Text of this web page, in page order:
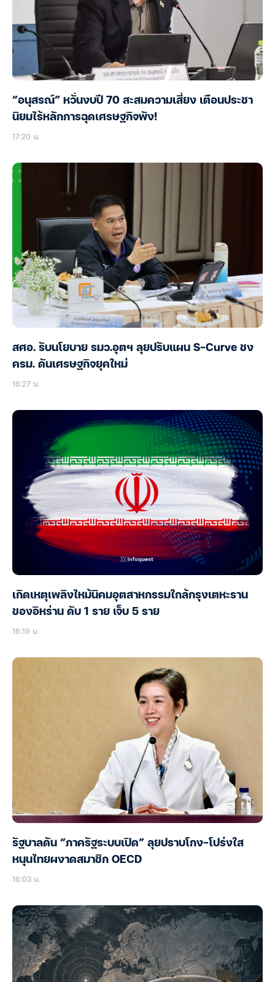
“อนุสรณ์” หวั่นงบปี 70 สะสมความเสี่ยง เตือนประชา
นิยมไร้หลักการฉุดเศรษฐกิจพัง!
17:20 น.
สศอ. รับนโยบาย รมว.อุตฯ ลุยปรับแผน S-Curve ชง
ครม. ดันเศรษฐกิจยุคใหม่
16:27 น.
เกิดเหตุเพลิงไหม้นิคมอุตสาหกรรมใกล้กรุงเตหะราน
ของอิหร่าน ดับ 1 ราย เจ็บ 5 ราย
16:19 น.
รัฐบาลดัน “ภาครัฐระบบเปิด” ลุยปราบโกง-โปร่งใส
หนุนไทยผงาดสมาชิก OECD
16:03 น.